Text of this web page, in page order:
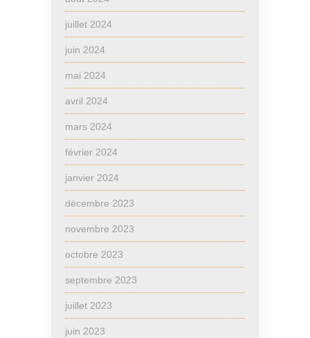
juillet 2024
juin 2024
mai 2024
avril 2024
mars 2024
février 2024
janvier 2024
décembre 2023
novembre 2023
octobre 2023
septembre 2023
juillet 2023
juin 2023